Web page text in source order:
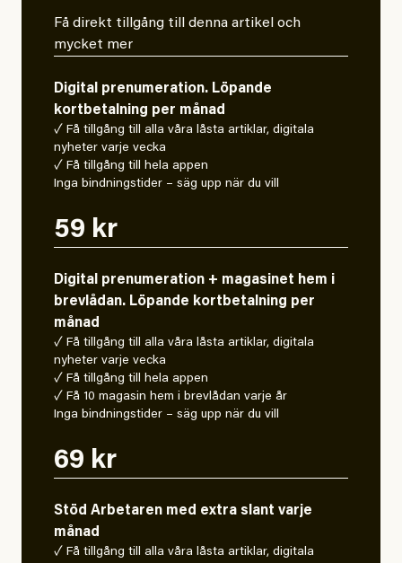
Få direkt tillgång till denna artikel och
mycket mer
Digital prenumeration. Löpande
kortbetalning per månad
✓ Få tillgång till alla våra låsta artiklar, digitala
nyheter varje vecka
✓ Få tillgång till hela appen
Inga bindningstider – säg upp när du vill
59 kr
Digital prenumeration + magasinet hem i
brevlådan. Löpande kortbetalning per
månad
✓ Få tillgång till alla våra låsta artiklar, digitala
nyheter varje vecka
✓ Få tillgång till hela appen
✓ Få 10 magasin hem i brevlådan varje år
Inga bindningstider – säg upp när du vill
69 kr
Stöd Arbetaren med extra slant varje
månad
✓ Få tillgång till alla våra låsta artiklar, digitala